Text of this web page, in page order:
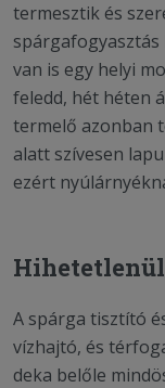
termesztik és
van is egy helyi
feledd, hét héten
termelő azonban
alatt szívesen
ezért
Hihetetlenül
A spárga tisztító
vízhajtó, és
deka belőle